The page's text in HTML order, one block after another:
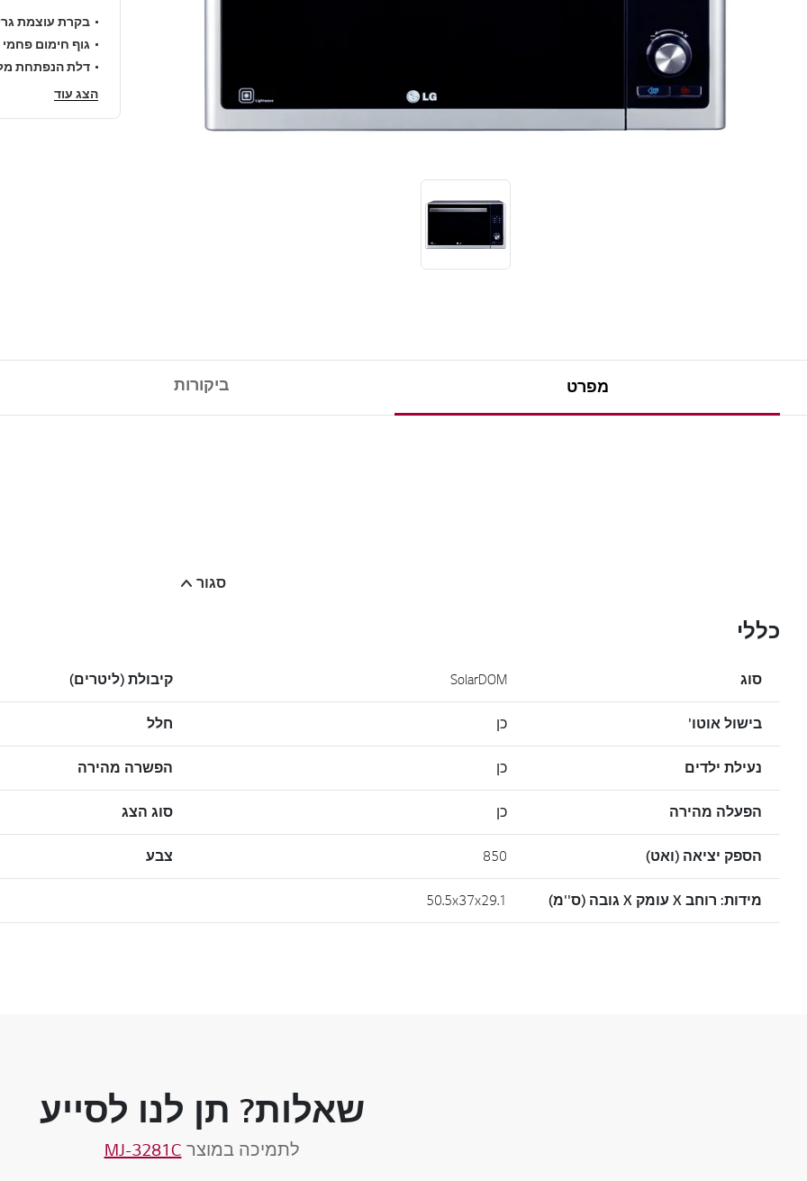
בקרת עוצמת
גוף חימום פחמי
דלת הנפתחת
הצג עוד
מפרט ביקורות
סגור
כללי
סוג SolarDOM קיבולת (ליטרים)
בישול אוטו' כן חלל
נעילת ילדים כן הפשרה מהירה
הפעלה מהירה כן סוג הצג
הספק יציאה (ואט) 850 צבע
‏מידות: רוחב X עומק X גובה (ס''מ) 50.5x37x29.1
שאלות? תן לנו לסייע
לתמיכה במוצר MJ-3281C